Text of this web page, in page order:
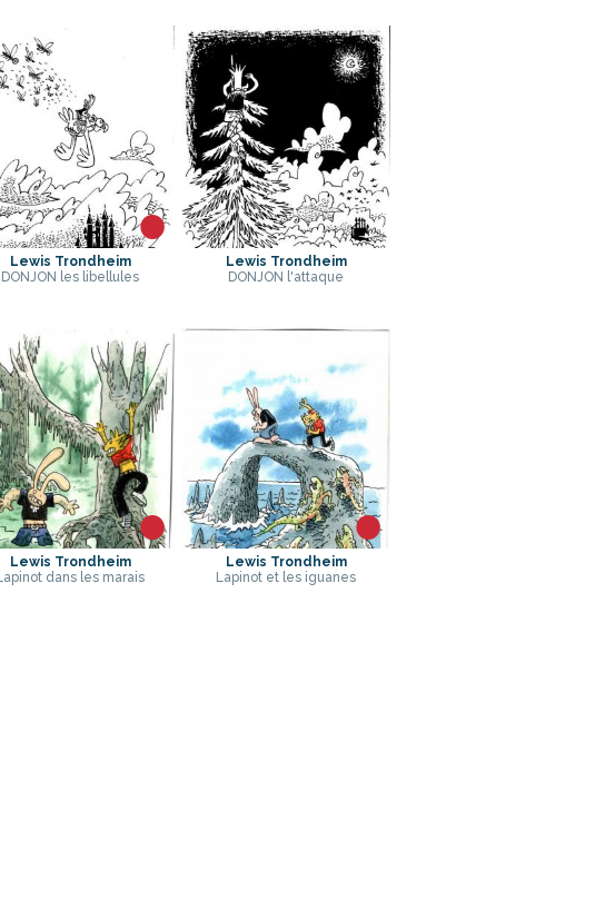
Lewis Trondheim
DONJON les libellules
Lewis Trondheim
DONJON l'attaque
Lewis Trondheim
dans les marais
Lewis Trondheim
Lapinot et les iguanes